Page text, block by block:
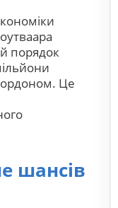
порядок
Це
шансів